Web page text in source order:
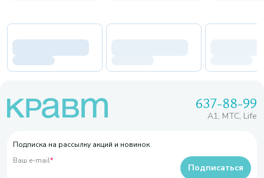
637-88-99
A1, МТС, Life
Подписка на рассылку акций и новинок
Ваш e-mail*
Подписаться